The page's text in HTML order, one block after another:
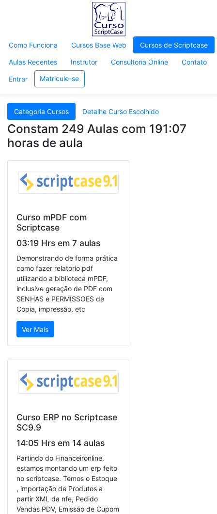
Como Funciona Cursos Base Web Cursos de Scriptcase
Aulas Recentes Instrutor Consultoria Online Contato
Entrar Matricule-se
Categoria Cursos Detalhe Curso Escolhido
Constam 249 Aulas com 191:07
horas de aula
Curso mPDF com
Scriptcase
03:19 Hrs em 7 aulas
Demonstrando de forma prática
como fazer relatorio pdf
utilizando a biblioteca mPDF,
inclusive geração de PDF com
SENHAS e PERMISSOES de
Copia, impressão, etc
Ver Mais
Curso ERP no Scriptcase
SC9.9
14:05 Hrs em 14 aulas
Partindo do Financeironline,
estamos montando um erp feito
no scriptcase. Temos o Estoque
, importação de Produtos a
partir XML da nfe, Pedido
Vendas PDV, Emissão de Cupom